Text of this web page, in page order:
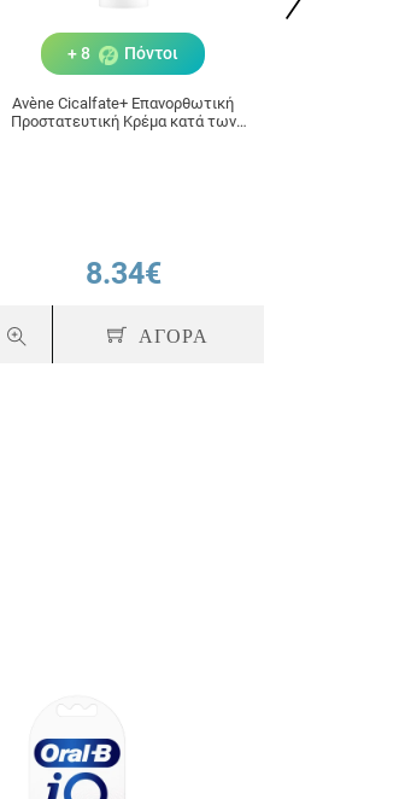
+ 8 Πόντοι
Avène Cicalfate+ Επανορθωτική
Προστατευτική Κρέμα κατά των
8.34€
ΑΓΟΡΑ